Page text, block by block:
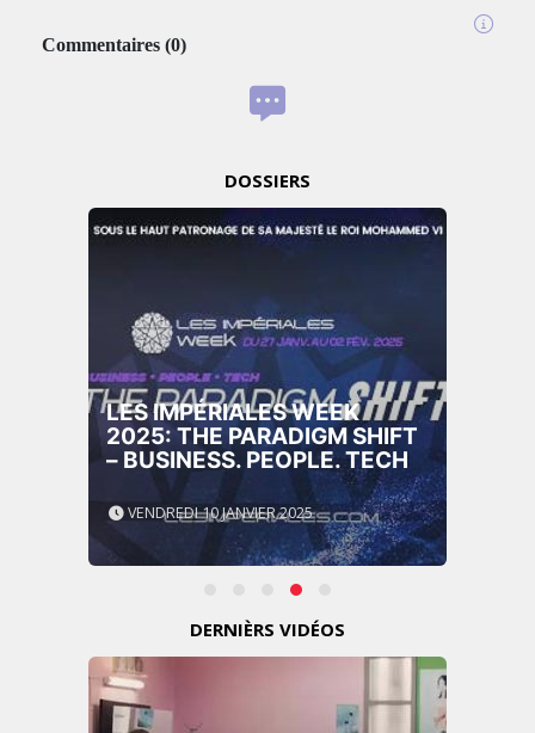
Commentaires (0)
DOSSIERS
LES IMPÉRIALES WEEK
2025: THE PARADIGM SHIFT
– BUSINESS. PEOPLE. TECH
VENDREDI 10 JANVIER 2025
DERNIÈRS VIDÉOS